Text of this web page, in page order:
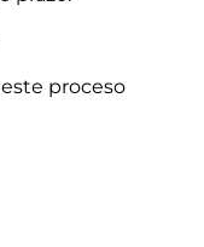
proceso